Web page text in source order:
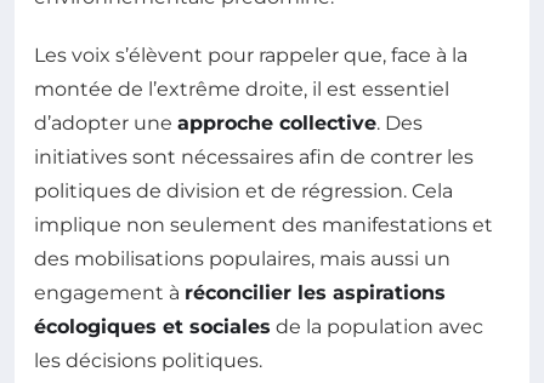
Les voix s’élèvent pour rappeler que, face à la
montée de l’extrême droite, il est essentiel
d’adopter une approche collective. Des
initiatives sont nécessaires afin de contrer les
politiques de division et de régression. Cela
implique non seulement des manifestations et
des mobilisations populaires, mais aussi un
engagement à réconcilier les aspirations
écologiques et sociales de la population avec
les décisions politiques.